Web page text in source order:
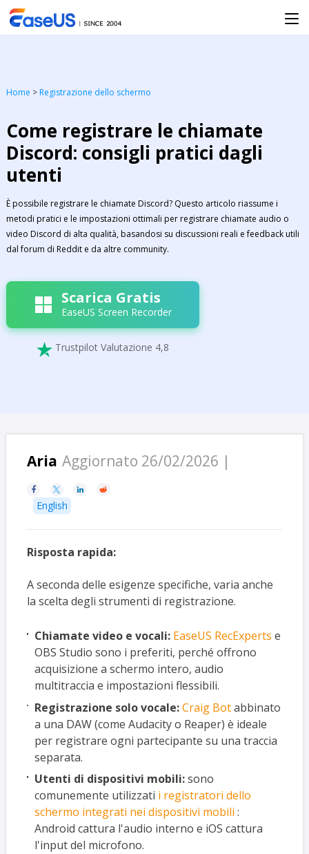
Home > Registrazione dello schermo
Come registrare le chiamate
Discord: consigli pratici dagli
utenti
È possibile registrare le chiamate Discord? Questo articolo riassume i
metodi pratici e le impostazioni ottimali per registrare chiamate audio o
video Discord di alta qualità, basandosi su discussioni reali e feedback utili
dal forum di Reddit e da altre community.
Scarica Gratis
EaseUS Screen Recorder
 Trustpilot Valutazione 4,8
Aria Aggiornato 26/02/2026 |
   
English
Risposta rapida:
A seconda delle esigenze specifiche, varia anche
la scelta degli strumenti di registrazione.
Chiamate video e vocali: EaseUS RecExperts e
OBS Studio sono i preferiti, perché offrono
acquisizione a schermo intero, audio
multitraccia e impostazioni flessibili.
Registrazione solo vocale:Craig Botabbinato
a una DAW (come Audacity o Reaper) è ideale
per registrare ogni partecipante su una traccia
separata.
Utenti di dispositivi mobili:sono
comunemente utilizzati i registratori dello
schermo integrati nei dispositivi mobili :
Android cattura l'audio interno e iOS cattura
l'input del microfono.